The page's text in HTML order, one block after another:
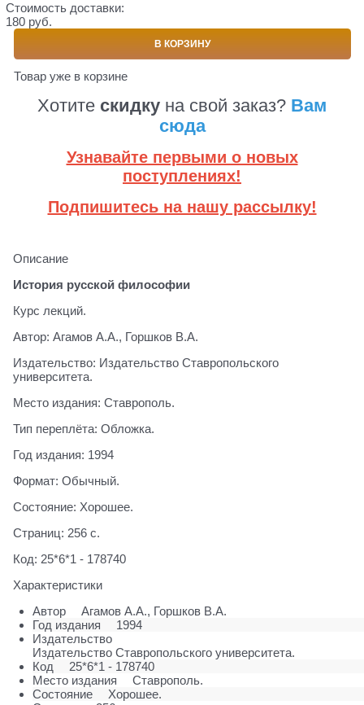
Стоимость доставки:
180 руб.
В КОРЗИНУ
Товар уже в корзине
Хотите скидку на свой заказ? Вам
сюда
Узнавайте первыми о новых
поступлениях!
Подпишитесь на нашу рассылку!
Описание
История русской философии
Курс лекций.
Автор: Агамов А.А., Горшков В.А.
Издательство: Издательство Ставропольского
университета.
Место издания: Ставрополь.
Тип переплёта: Обложка.
Год издания: 1994
Формат: Обычный.
Состояние: Хорошее.
Страниц: 256 с.
Код: 25*6*1 - 178740
Характеристики
Автор
Агамов А.А., Горшков В.А.
Год издания
1994
Издательство
Издательство Ставропольского университета.
Код
25*6*1 - 178740
Место издания
Ставрополь.
Состояние
Хорошее.